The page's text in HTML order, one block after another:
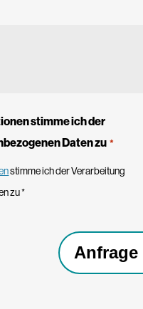
stimme ich der
Daten zu *
stimme ich der Verarbeitung
zu *